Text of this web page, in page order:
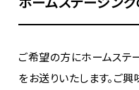
ご希望の方にホームステ
をお送りいたします。ご